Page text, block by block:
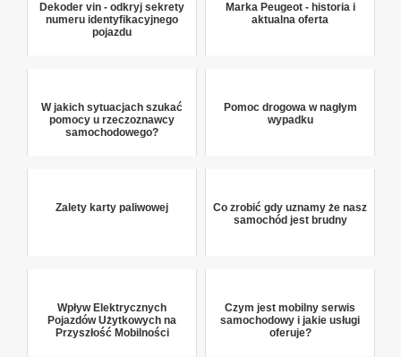
Dekoder vin - odkryj sekrety
numeru identyfikacyjnego
pojazdu
Marka Peugeot - historia i
aktualna oferta
W jakich sytuacjach szukać
pomocy u rzeczoznawcy
samochodowego?
Pomoc drogowa w nagłym
wypadku
Zalety karty paliwowej
Co zrobić gdy uznamy że nasz
samochód jest brudny
Wpływ Elektrycznych
Pojazdów Użytkowych na
Przyszłość Mobilności
Czym jest mobilny serwis
samochodowy i jakie usługi
oferuje?